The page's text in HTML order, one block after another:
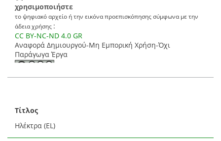
χρησιμοποιήστε
το ψηφιακό αρχείο ή την εικόνα προεπισκόπησης σύμφωνα με την
άδεια χρήσης :
CC BY-NC-ND 4.0 GR
Αναφορά Δημιουργού-Μη Εμπορική Χρήση-Όχι
Παράγωγα Έργα
Τίτλος
Ηλέκτρα (EL)